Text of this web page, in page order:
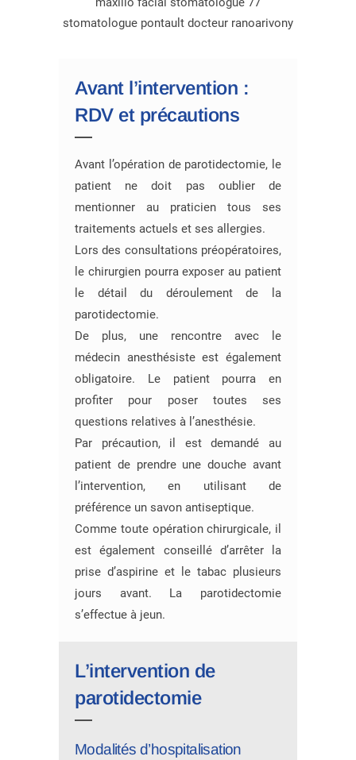
Avant l’intervention :
RDV et précautions
Avant l’opération de parotidectomie, le
patient ne doit pas oublier de
mentionner au praticien tous ses
traitements actuels et ses allergies.
Lors des consultations préopératoires,
le chirurgien pourra exposer au patient
le détail du déroulement de la
parotidectomie.
De plus, une rencontre avec le
médecin anesthésiste est également
obligatoire. Le patient pourra en
profiter pour poser toutes ses
questions relatives à l’anesthésie.
Par précaution, il est demandé au
patient de prendre une douche avant
l’intervention, en utilisant de
préférence un savon antiseptique.
Comme toute opération chirurgicale, il
est également conseillé d’arrêter la
prise d’aspirine et le tabac plusieurs
jours avant. La parotidectomie
s’effectue à jeun.
L’intervention de
parotidectomie
Modalités d’hospitalisation